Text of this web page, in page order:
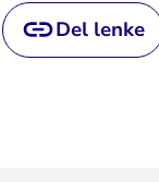
Del lenke